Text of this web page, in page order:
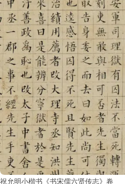
祝允明小楷书《书宋儒六贤传志》卷